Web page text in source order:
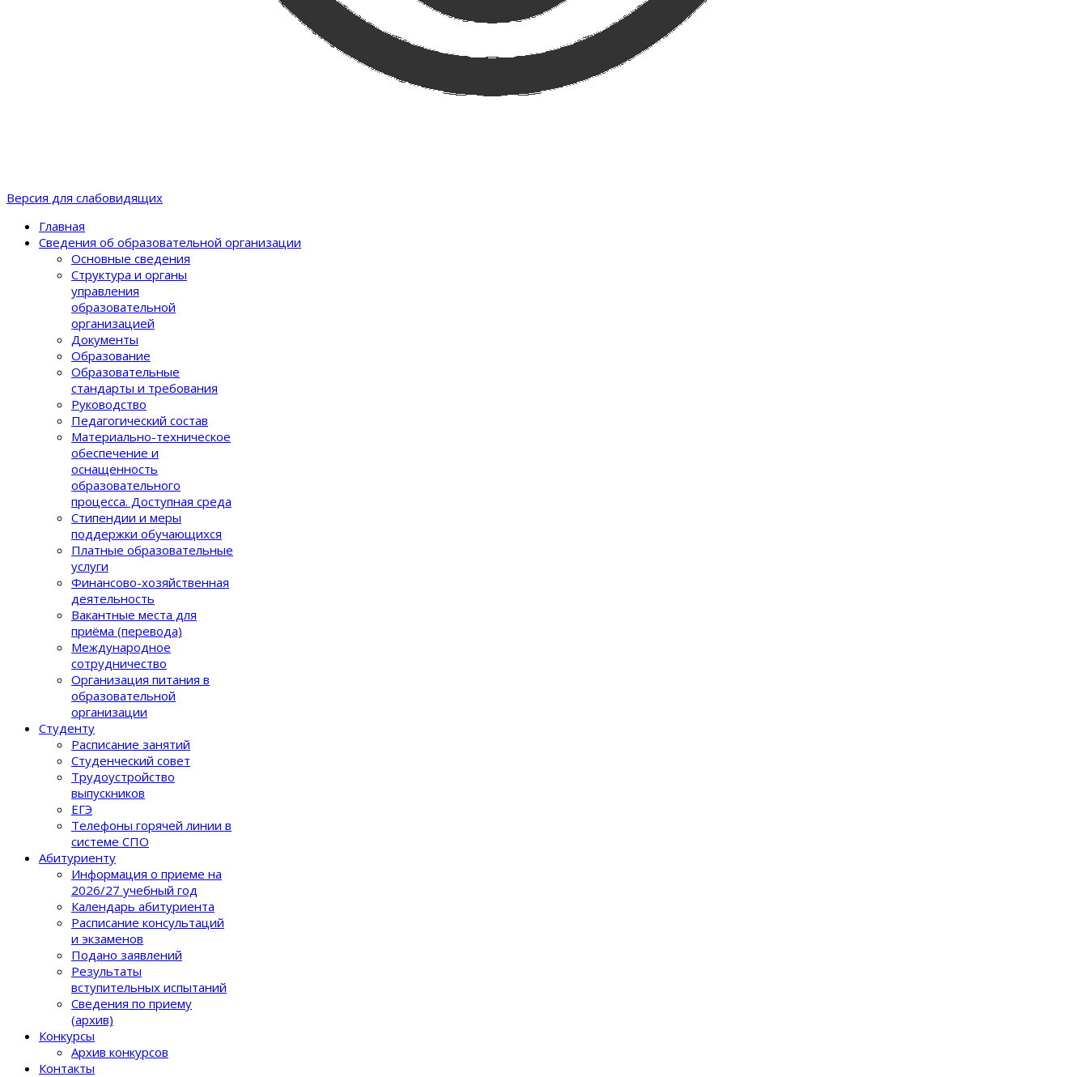
Версия для слабовидящих
Главная
Сведения об образовательной организации
Основные сведения
Структура и органы
управления
образовательной
организацией
Документы
Образование
Образовательные
стандарты и требования
Руководство
Педагогический состав
Материально-техническое
обеспечение и
оснащенность
образовательного
процеcса. Доступная среда
Стипендии и меры
поддержки обучающихся
Платные образовательные
услуги
Финансово-хозяйственная
деятельность
Вакантные места для
приёма (перевода)
Международное
сотрудничество
Организация питания в
образовательной
организации
Студенту
Расписание занятий
Студенческий совет
Трудоустройство
выпускников
ЕГЭ
Телефоны горячей линии в
системе СПО
Абитуриенту
Информация о приеме на
2026/27 учебный год
Календарь абитуриента
Расписание консультаций
и экзаменов
Подано заявлений
Результаты
вступительных испытаний
Сведения по приему
(архив)
Конкурсы
Архив конкурсов
Контакты